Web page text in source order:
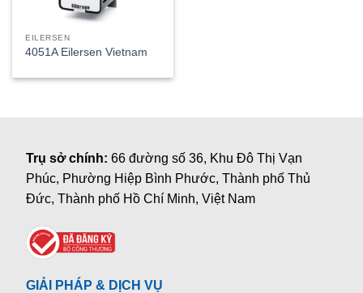
EILERSEN
4051A Eilersen Vietnam
Trụ sở chính:66 đường số 36, Khu Đô Thị Vạn
Phúc, Phường Hiệp Bình Phước, Thành phố Thủ
Đức, Thành phố Hồ Chí Minh, Việt Nam
GIẢI PHÁP & DỊCH VỤ